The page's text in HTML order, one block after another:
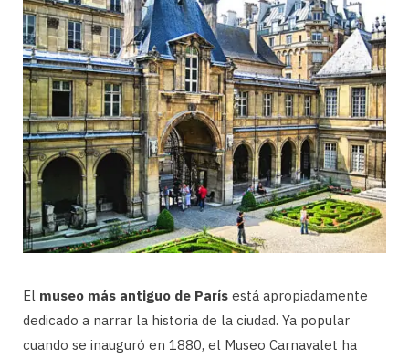
El museo más antiguo de París está apropiadamente
dedicado a narrar la historia de la ciudad. Ya popular
cuando se inauguró en 1880, el Museo Carnavalet ha